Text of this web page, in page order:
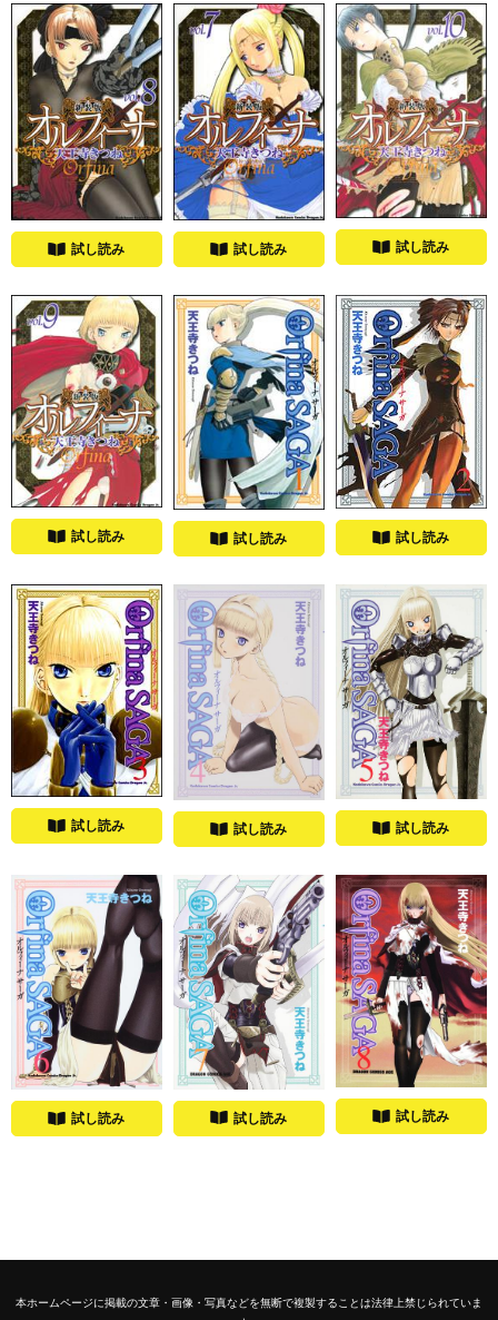
試し読み 試し読み 試し読み
試し読み 試し読み 試し読み
試し読み 試し読み 試し読み
試し読み 試し読み 試し読み
本ホームページに掲載の文章・画像・写真などを無断で複製することは法律上禁じられていま